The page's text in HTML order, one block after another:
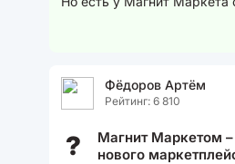
Фёдоров Артём
Рейтинг: 6 810
?
Магнит Маркетом –
нового